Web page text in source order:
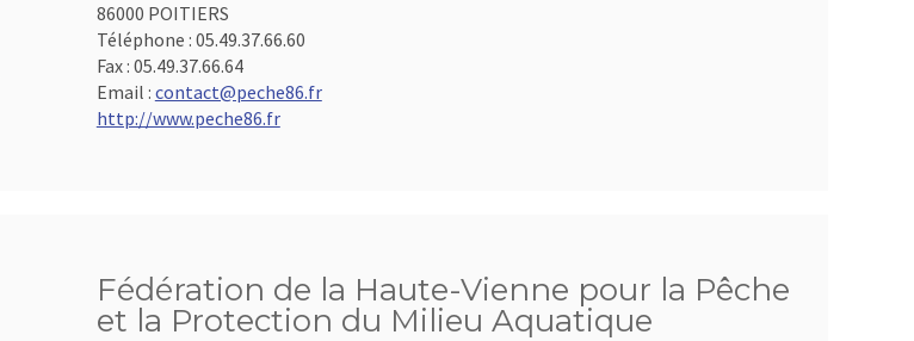
86000 POITIERS
Téléphone : 05.49.37.66.60
Fax : 05.49.37.66.64
Email : contact@peche86.fr
http://www.peche86.fr
Fédération de la Haute-Vienne pour la Pêche
et la Protection du Milieu Aquatique